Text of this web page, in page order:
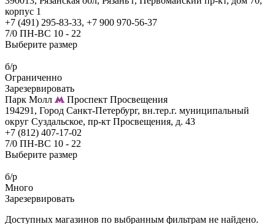
корпус 1
+7 (491) 295-83-33, +7 900 970-56-37
7/0 ПН-ВС 10 - 22
Выберите размер
б/р
Ограниченно
Зарезервировать
Парк Молл
Проспект Просвещения
194291, Город Санкт-Петербург, вн.тер.г. муниципальный
округ Суздальское, пр-кт Просвещения, д. 43
+7 (812) 407-17-02
7/0 ПН-ВС 10 - 22
Выберите размер
б/р
Много
Зарезервировать
Доступных магазинов по выбранным фильтрам не найдено.